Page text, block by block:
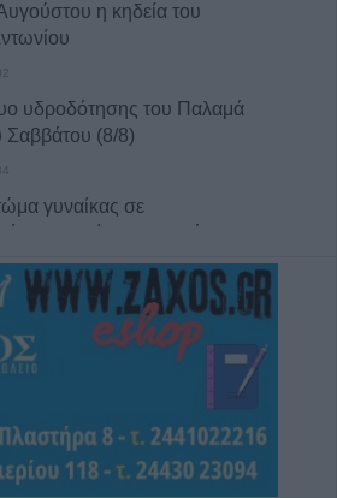
η κηδεία του
υδροδότησης του Παλαμά
Σαββάτου (8/8)
γυναίκας σε
εντοπίστηκε κοντά
τη διακοπή ρεύματος
1.500 ευρώ και
μ’ έναν απολαυστικό king